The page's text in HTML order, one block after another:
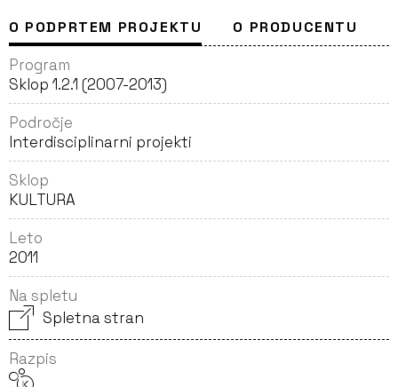
O PODPRTEM PROJEKTU O PRODUCENTU
Program
Sklop 1.2.1 (2007-2013)
Področje
Interdisciplinarni projekti
Sklop
KULTURA
Leto
2011
Na spletu
Spletna stran
Razpis